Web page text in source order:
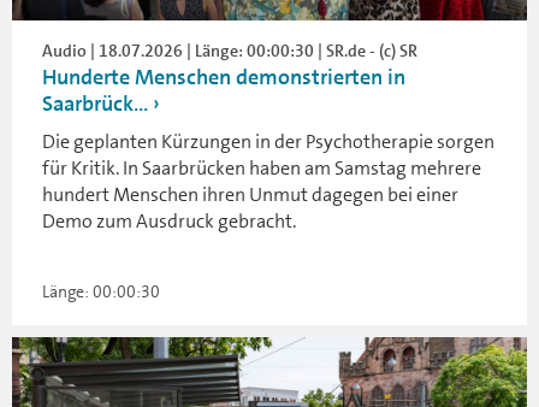
Audio | 18.07.2026 | Länge: 00:00:30 | SR.de - (c) SR
Hunderte Menschen demonstrierten in
Saarbrück...
Die geplanten Kürzungen in der Psychotherapie sorgen
für Kritik. In Saarbrücken haben am Samstag mehrere
hundert Menschen ihren Unmut dagegen bei einer
Demo zum Ausdruck gebracht.
Länge: 00:00:30